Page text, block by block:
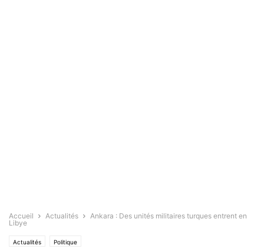
Accueil Actualités
Ankara : Des unités militaires turques entrent en
Libye
Actualités Politique